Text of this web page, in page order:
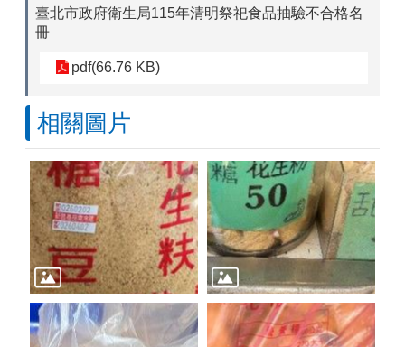
臺北市政府衛生局115年清明祭祀食品抽驗不合格名
冊
pdf(66.76 KB)
相關圖片